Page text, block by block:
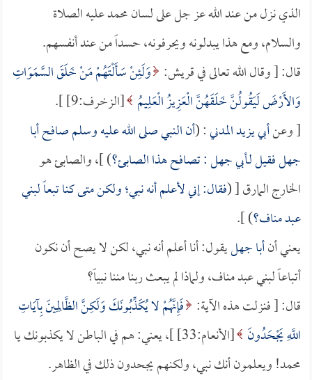
الذي نزل من عند الله عز جل على لسان محمد عليه الصلاة
والسلام، ومع هذا يبدلونه ويحرفونه، حسداً من عند أنفسهم.
قال: [ وقال الله تعالى في قريش: وَلَئِنْ سَأَلْتَهُمْ مَنْ خَلَقَ السَّمَوَاتِ
وَالأَرْضَ لَيَقُولُنَّ خَلَقَهُنَّ الْعَزِيزُ الْعَلِيمُ [الزخرف:9] ].
[ وعنأبي يزيد المدني: (أن النبي صلى الله عليه وسلم صافحأبا
جهلفقيل لـأبي جهل: تصافح هذا الصابئ؟) ]، والصابئ هو
الخارج المارق [ (فقال: إني لأعلم أنه نبي؛ ولكن متى كنا تبعاً لبني
عبد مناف؟) ].
يعني أنأبا جهليقول: أنا أعلم أنه نبي، لكن لا يصح أن نكون
أتباعاً لبني عبد مناف، ولماذا لم يبعث ربنا مننا نبياً؟
قال: [ فنزلت هذه الآية: فَإِنَّهُمْ لا يُكَذِّبُونَكَ وَلَكِنَّ الظَّالِمِينَ بِآيَاتِ
اللَّهِ يَجْحَدُونَ
[الأنعام:33] ]، يعني: هم في الباطن لا يكذبونك يا
محمد! ويعلمون أنك نبي، ولكنهم يجحدون ذلك في الظاهر.